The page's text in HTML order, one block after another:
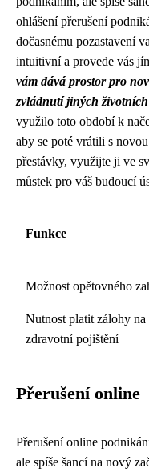
ohlášení přerušení
dočasnému pozastavení
intuitivní a provede vás
vám dává prostor pro
zvládnutí jiných životních
využilo toto období k
aby se poté vrátili s
přestávky, využijte ji ve
můstek pro váš budoucí
Funkce
Možnost opětovného
Nutnost platit zálohy na
zdravotní pojištění
Přerušení online
Přerušení online
ale spíše šancí na nový